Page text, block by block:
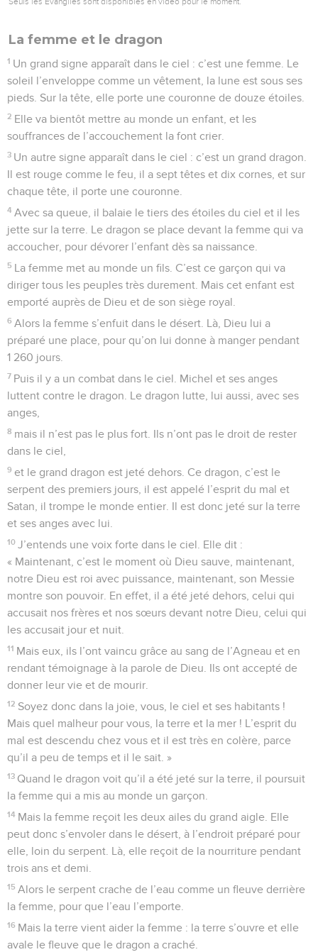
La femme et le dragon
1 Un grand signe apparaît dans le ciel : c’est une femme. Le
soleil l’enveloppe comme un vêtement, la lune est sous ses
pieds. Sur la tête, elle porte une couronne de douze étoiles.
2 Elle va bientôt mettre au monde un enfant, et les
souffrances de l’accouchement la font crier.
3 Un autre signe apparaît dans le ciel : c’est un grand dragon.
Il est rouge comme le feu, il a sept têtes et dix cornes, et sur
chaque tête, il porte une couronne.
4 Avec sa queue, il balaie le tiers des étoiles du ciel et il les
jette sur la terre. Le dragon se place devant la femme qui va
accoucher, pour dévorer l’enfant dès sa naissance.
5 La femme met au monde un fils. C’est ce garçon qui va
diriger tous les peuples très durement. Mais cet enfant est
emporté auprès de Dieu et de son siège royal.
6 Alors la femme s’enfuit dans le désert. Là, Dieu lui a
préparé une place, pour qu’on lui donne à manger pendant
1 260 jours.
7 Puis il y a un combat dans le ciel. Michel et ses anges
luttent contre le dragon. Le dragon lutte, lui aussi, avec ses
anges,
8 mais il n’est pas le plus fort. Ils n’ont pas le droit de rester
dans le ciel,
9 et le grand dragon est jeté dehors. Ce dragon, c’est le
serpent des premiers jours, il est appelé l’esprit du mal et
Satan, il trompe le monde entier. Il est donc jeté sur la terre
et ses anges avec lui.
10 J’entends une voix forte dans le ciel. Elle dit :
« Maintenant, c’est le moment où Dieu sauve, maintenant,
notre Dieu est roi avec puissance, maintenant, son Messie
montre son pouvoir. En effet, il a été jeté dehors, celui qui
accusait nos frères et nos sœurs devant notre Dieu, celui qui
les accusait jour et nuit.
11 Mais eux, ils l’ont vaincu grâce au sang de l’Agneau et en
rendant témoignage à la parole de Dieu. Ils ont accepté de
donner leur vie et de mourir.
12 Soyez donc dans la joie, vous, le ciel et ses habitants !
Mais quel malheur pour vous, la terre et la mer ! L’esprit du
mal est descendu chez vous et il est très en colère, parce
qu’il a peu de temps et il le sait. »
13 Quand le dragon voit qu’il a été jeté sur la terre, il poursuit
la femme qui a mis au monde un garçon.
14 Mais la femme reçoit les deux ailes du grand aigle. Elle
peut donc s’envoler dans le désert, à l’endroit préparé pour
elle, loin du serpent. Là, elle reçoit de la nourriture pendant
trois ans et demi.
15 Alors le serpent crache de l’eau comme un fleuve derrière
la femme, pour que l’eau l’emporte.
16 Mais la terre vient aider la femme : la terre s’ouvre et elle
avale le fleuve que le dragon a craché.